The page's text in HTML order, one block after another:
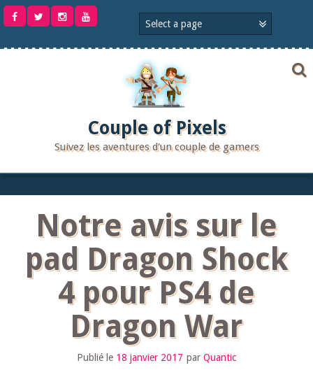
Aller
Couple of Pixels
Suivez les aventures d'un couple de gamers
Notre avis sur le
pad Dragon Shock
4 pour PS4 de
Dragon War
Publié le 18 janvier 2017 par Quantic